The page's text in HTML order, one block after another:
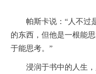
帕斯卡说：“人不过是
的东西，但他是一根能
于能思考。”
浸润于书中的人生，